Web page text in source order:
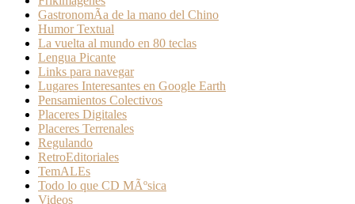
GastronomÃ­a de la mano del Chino
Humor Textual
La vuelta al mundo en 80 teclas
Lengua Picante
Links para navegar
Lugares Interesantes en Google Earth
Pensamientos Colectivos
Placeres Digitales
Placeres Terrenales
Regulando
RetroEditoriales
TemALEs
Todo lo que CD MÃºsica
Videos